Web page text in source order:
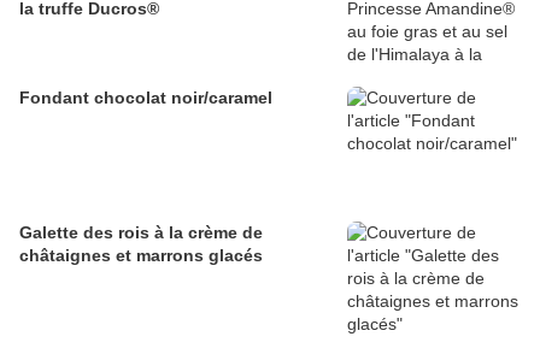
la truffe Ducros®
Fondant chocolat noir/caramel
Galette des rois à la crème de
châtaignes et marrons glacés